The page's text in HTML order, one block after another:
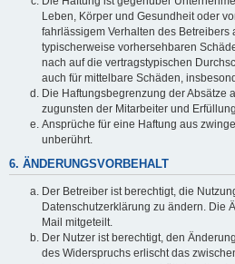
Leben, Körper und Gesundheit oder
fahrlässigem Verhalten des Betreibers
typischerweise vorhersehbaren
nach auf die vertragstypischen
auch für mittelbare Schäden,
Die Haftungsbegrenzung der Absätze
zugunsten der Mitarbeiter und
Ansprüche für eine Haftung aus
unberührt.
6. ÄNDERUNGSVORBEHALT
Der Betreiber ist berechtigt, die
Datenschutzerklärung zu ändern. Die
Mail mitgeteilt.
Der Nutzer ist berechtigt, den
des Widerspruchs erlischt das